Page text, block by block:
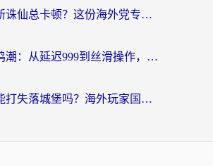
在欧洲玩新诛仙总卡顿？这份海外党专属加速器指南帮你解决延迟难题
在英国玩鸣潮：从延迟999到丝滑操作，我是怎么做到的？
在国外还能打失落城堡吗？海外玩家国服游戏加速终极指南（附北美玩online加速器下载技巧）